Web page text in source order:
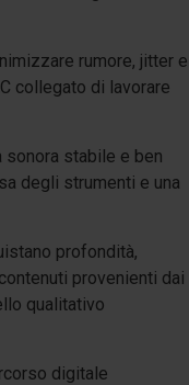
rumore, jitter e
collegato di lavorare
sonora stabile e ben
degli strumenti e una
profondità,
provenienti dai
qualitativo
digitale